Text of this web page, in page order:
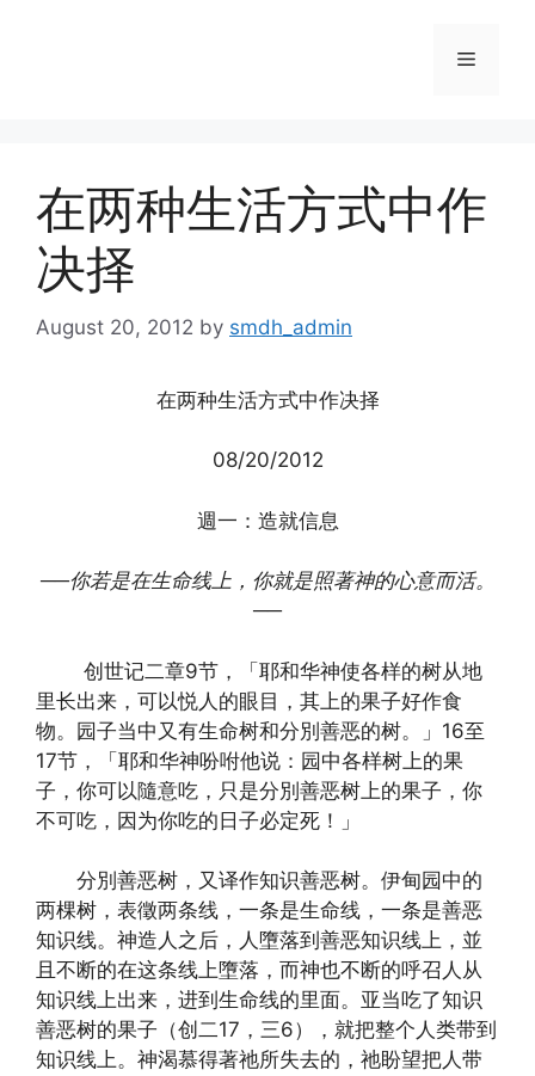
Menu
在两种生活方式中作
决择
August 20, 2012 by smdh_admin
在两种生活方式中作决择
08/20/2012
週一：造就信息
──你若是在生命线上，你就是照著神的心意而活。
──
创世记二章9节，「耶和华神使各样的树从地
里长出来，可以悦人的眼目，其上的果子好作食
物。园子当中又有生命树和分別善恶的树。」16至
17节，「耶和华神吩咐他说：园中各样树上的果
子，你可以隨意吃，只是分別善恶树上的果子，你
不可吃，因为你吃的日子必定死！」
分別善恶树，又译作知识善恶树。伊甸园中的
两棵树，表徵两条线，一条是生命线，一条是善恶
知识线。神造人之后，人墮落到善恶知识线上，並
且不断的在这条线上墮落，而神也不断的呼召人从
知识线上出来，进到生命线的里面。亚当吃了知识
善恶树的果子（创二17，三6），就把整个人类带到
知识线上。神渴慕得著祂所失去的，祂盼望把人带